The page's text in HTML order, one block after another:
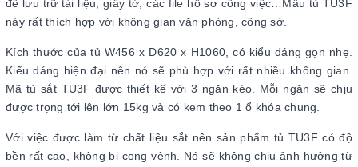
để lưu trữ tài liệu, giấy tờ, các file hồ sơ công việc…Mẫu tủ TU3F
này rất thích hợp với không gian văn phòng, công sở.
Kích thước của tủ W456 x D620 x H1060, có kiểu dáng gọn nhẹ.
Kiểu dáng hiện đại nên nó sẽ phù hợp với rất nhiều không gian.
Mã tủ sắt TU3F được thiết kế với 3 ngăn kéo. Mỗi ngăn sẽ chịu
được trọng tới lên lớn 15kg và có kem theo 1 ổ khóa chung.
Với việc được làm từ chất liệu sắt nên sản phẩm tủ TU3F có độ
bền rất cao, không bị cong vênh. Nó sẽ không chịu ảnh hưởng từ